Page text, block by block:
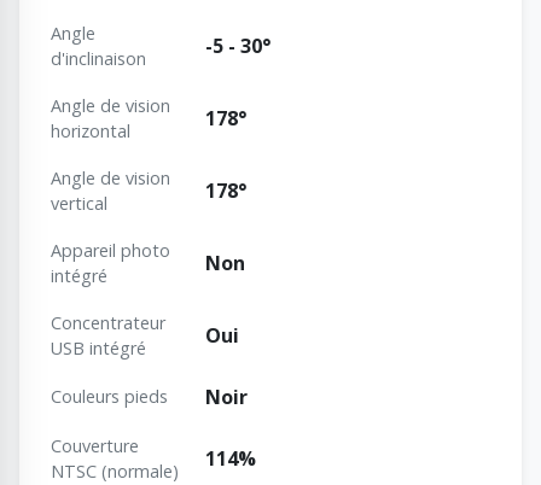
Angle
d'inclinaison
-5 - 30°
Angle de vision
horizontal
178°
Angle de vision
vertical
178°
Appareil photo
intégré
Non
Concentrateur
USB intégré
Oui
Couleurs pieds Noir
Couverture
NTSC (normale)
114%